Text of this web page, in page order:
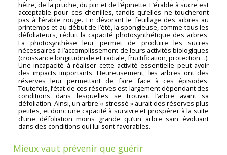
hêtre, de la pruche, du pin et de l’épinette. L’érable à sucre est
acceptable pour ces chenilles, tandis qu’elles ne toucheront
pas à l’érable rouge. En dévorant le feuillage des arbres au
printemps et au début de l’été, la spongieuse, comme tous les
défoliateurs, réduit la capacité photosynthétique des arbres.
La photosynthèse leur permet de produire les sucres
nécessaires à l’accomplissement de leurs activités biologiques
(croissance longitudinale et radiale, fructification, protection…).
Une incapacité à réaliser cette activité essentielle peut avoir
des impacts importants. Heureusement, les arbres ont des
réserves leur permettant de faire face à ces épisodes.
Toutefois, l’état de ces réserves est largement dépendant des
conditions dans lesquelles se trouvait l’arbre avant sa
défoliation. Ainsi, un arbre « stressé » aurait des réserves plus
petites, et donc une capacité à survivre et prospérer à la suite
d’une défoliation moins grande qu’un arbre sain évoluant
dans des conditions qui lui sont favorables.
Mieux vaut prévenir que guérir